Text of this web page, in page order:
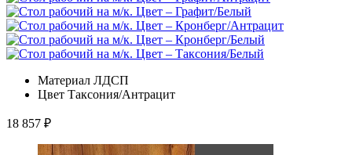
Материал ЛДСП
Цвет Таксония/Антрацит
18 857 ₽